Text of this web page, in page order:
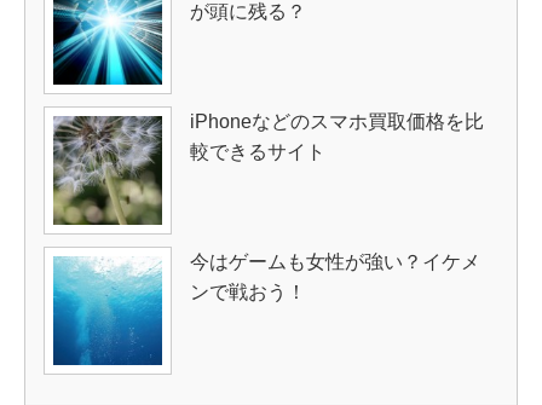
が頭に残る？
iPhoneなどのスマホ買取価格を比
較できるサイト
今はゲームも女性が強い？イケメ
ンで戦おう！